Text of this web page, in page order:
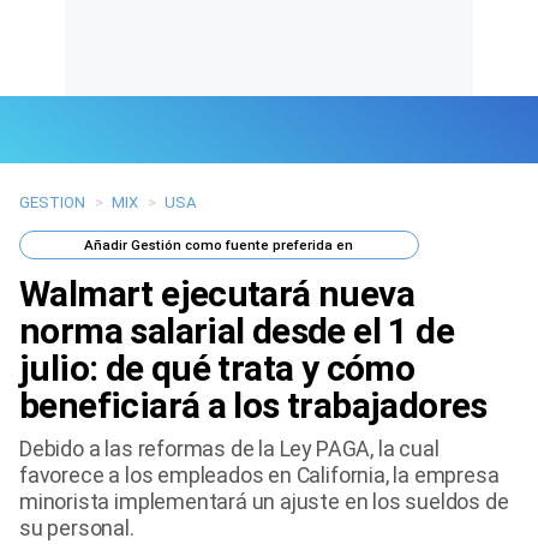
Últimas Noticias
Mi Bolsillo
Gente
Tendencias Mix
Sports
GESTION > MIX > USA
AñadirGestión como fuente preferida en
Walmart ejecutará nueva
norma salarial desde el 1 de
julio: de qué trata y cómo
beneficiará a los trabajadores
Debido a las reformas de la Ley PAGA, la cual
favorece a los empleados en California, la empresa
minorista implementará un ajuste en los sueldos de
su personal.